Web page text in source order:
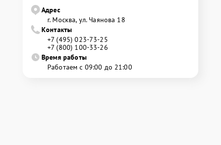
Адрес
г. Москва, ул. Чаянова 18
Контакты
+7 (495) 023-73-25
+7 (800) 100-33-26
Время работы
Работаем с 09:00 до 21:00